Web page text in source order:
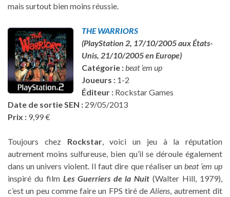
mais surtout bien moins réussie.
THE WARRIORS
(PlayStation 2, 17/10/2005 aux États-
Unis, 21/10/2005 en Europe)
Catégorie :beat ’em up
Joueurs : 1-2
Éditeur : Rockstar Games
Date de sortie SEN : 29/05/2013
Prix : 9,99 €
Toujours chez Rockstar, voici un jeu à la réputation
autrement moins sulfureuse, bien qu’il se déroule également
dans un univers violent. Il faut dire que réaliser un beat ’em up
inspiré du film Les Guerriers de la Nuit (Walter Hill, 1979),
c’est un peu comme faire un FPS tiré deAliens, autrement dit